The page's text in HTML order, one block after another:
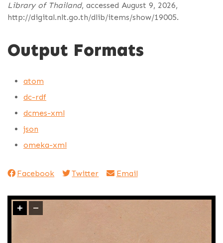
Library of Thailand, accessed August 9, 2026,
http://digital.nlt.go.th/dlib/items/show/19005.
Output Formats
atom
dc-rdf
dcmes-xml
json
omeka-xml
Facebook Twitter Email